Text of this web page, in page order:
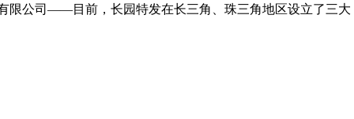
限公司——目前，长园特发在长三角、珠三角地区设立了三大